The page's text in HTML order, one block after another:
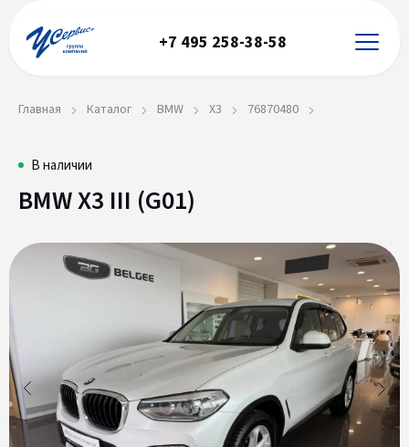
+7 495 258-38-58
Главная Каталог BMW X3 76870480
BMW
X3
III
(G01)
76870480
В наличии
BMW X3 III (G01)